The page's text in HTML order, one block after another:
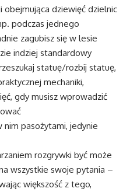
dziewięć dzielnic
podczas jednego
zagubisz się w lesie
indziej standardowy
statuę/rozbij statuę,
mechaniki,
gdy musisz wprowadzić
nim pasożytami, jedynie
rozgrywki być może
wszystkie swoje pytania –
większość z tego,